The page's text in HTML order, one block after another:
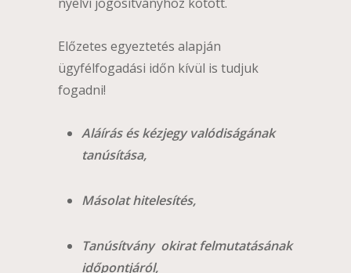
Előzetes egyeztetés alapján
ügyfélfogadási időn kívül is tudjuk
fogadni!
Aláírás és kézjegy valódiságának
tanúsítása,
Másolat hitelesítés,
Tanúsítvány okirat felmutatásának
időpontjáról,